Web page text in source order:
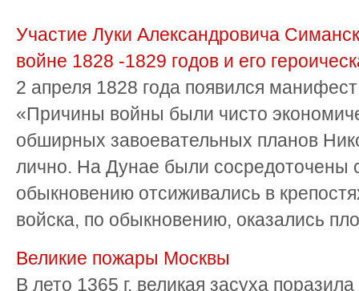
Участие Луки Александровича
войне 1828 -1829 годов и его
2 апреля 1828 года появился
«Причины войны были чисто
обширных завоевательных планов
лично. На Дунае были сосредоточены
обыкновению отсиживались в
войска, по обыкновению, оказались
Великие пожары Москвы
В лето 1365 г. великая засуха